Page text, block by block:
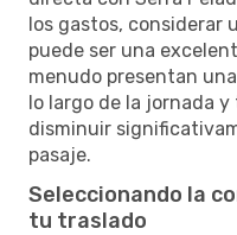
los gastos, considerar
puede ser una
menudo presentan
lo largo de la jornada
disminuir
pasaje.
Seleccionando la
tu traslado